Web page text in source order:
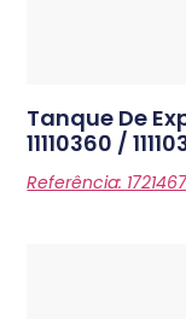
Tanque De
11110360 /
Referência: